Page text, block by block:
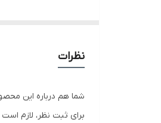
نظرات
شما هم درباره این
برای ثبت نظر، لازم